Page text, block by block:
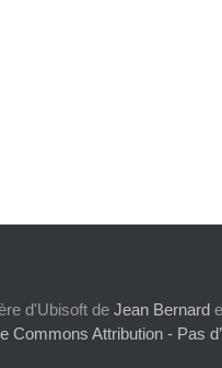
d'Ubisoft de Jean Bernard
Commons Attribution - Pas